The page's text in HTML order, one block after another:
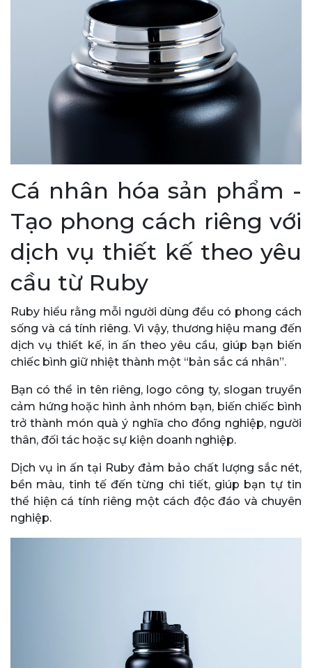
Cá nhân hóa sản phẩm -
Tạo phong cách riêng với
dịch vụ thiết kế theo yêu
cầu từ Ruby
Ruby hiểu rằng mỗi người dùng đều có phong cách
sống và cá tính riêng. Vì vậy, thương hiệu mang đến
dịch vụ thiết kế, in ấn theo yêu cầu, giúp bạn biến
chiếc bình giữ nhiệt thành một “bản sắc cá nhân”.
Bạn có thể in tên riêng, logo công ty, slogan truyền
cảm hứng hoặc hình ảnh nhóm bạn, biến chiếc bình
trở thành món quà ý nghĩa cho đồng nghiệp, người
thân, đối tác hoặc sự kiện doanh nghiệp.
Dịch vụ in ấn tại Ruby đảm bảo chất lượng sắc nét,
bền màu, tinh tế đến từng chi tiết, giúp bạn tự tin
thể hiện cá tính riêng một cách độc đáo và chuyên
nghiệp.